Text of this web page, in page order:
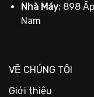
Nhà Máy: 898
Nam
VỀ CHÚNG TÔI
Giới thiệu